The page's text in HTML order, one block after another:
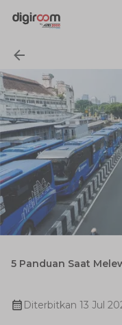
5 Panduan Saat
Diterbitkan 13 Jul